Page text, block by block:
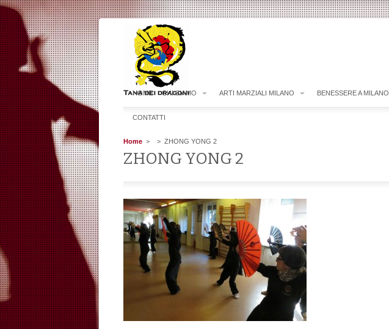
HOME CHI SIAMO ARTI MARZIALI MILANO BENESSERE A MILANO
CONTATTI
Home > > ZHONG YONG 2
ZHONG YONG 2